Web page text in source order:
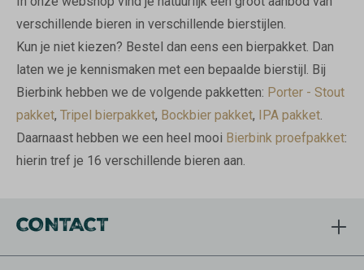
verschillende bieren in verschillende bierstijlen.
Kun je niet kiezen? Bestel dan eens een bierpakket. Dan
laten we je kennismaken met een bepaalde bierstijl. Bij
Bierbink hebben we de volgende pakketten: Porter - Stout
pakket, Tripel bierpakket, Bockbier pakket, IPA pakket.
Daarnaast hebben we een heel mooi Bierbink proefpakket:
hierin tref je 16 verschillende bieren aan.
CONTACT